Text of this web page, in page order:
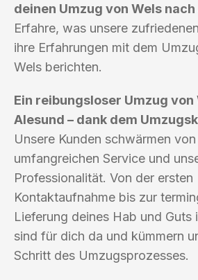
deinen Umzug von Wels
Erfahre, was unsere
ihre Erfahrungen mit dem
Wels berichten.
Ein reibungsloser Umzug von
Alesund – dank dem
Unsere Kunden schwärmen
umfangreichen Service und
Professionalität. Von der ersten
Kontaktaufnahme bis zur
Lieferung deines Hab und Guts
sind für dich da und kümmern
Schritt des Umzugsprozesses.